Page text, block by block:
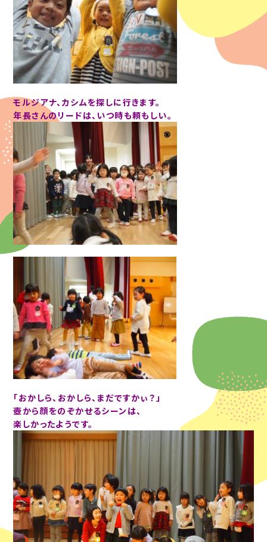
モルジアナ、カシムを探しに行きます。
年長さんのリードは、いつ時も頼もしい。
「おかしら、おかしら、まだですかぃ？」
壺から顔をのぞかせるシーンは、
楽しかったようです。